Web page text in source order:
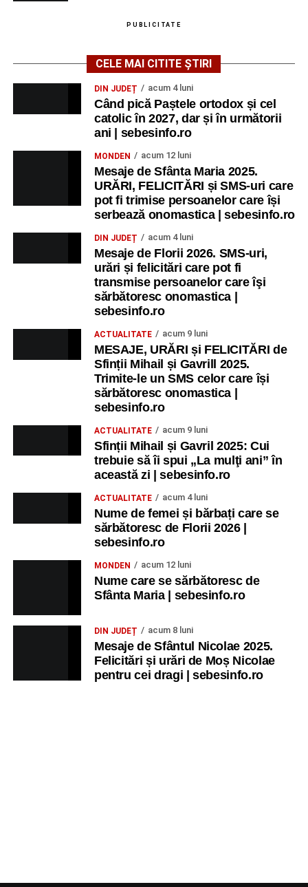
PUBLICITATE
CELE MAI CITITE ȘTIRI
DIN JUDEȚ acum 4 luni
Când pică Paștele ortodox și cel
catolic în 2027, dar și în următorii
ani | sebesinfo.ro
MONDEN acum 12 luni
Mesaje de Sfânta Maria 2025.
URĂRI, FELICITĂRI și SMS-uri care
pot fi trimise persoanelor care își
serbează onomastica | sebesinfo.ro
DIN JUDEȚ acum 4 luni
Mesaje de Florii 2026. SMS-uri,
urări și felicitări care pot fi
transmise persoanelor care îşi
sărbătoresc onomastica |
sebesinfo.ro
ACTUALITATE acum 9 luni
MESAJE, URĂRI și FELICITĂRI de
Sfinții Mihail și Gavrill 2025.
Trimite-le un SMS celor care își
sărbătoresc onomastica |
sebesinfo.ro
ACTUALITATE acum 9 luni
Sfinții Mihail și Gavril 2025: Cui
trebuie să îi spui „La mulţi ani” în
această zi | sebesinfo.ro
ACTUALITATE acum 4 luni
Nume de femei și bărbați care se
sărbătoresc de Florii 2026 |
sebesinfo.ro
MONDEN acum 12 luni
Nume care se sărbătoresc de
Sfânta Maria | sebesinfo.ro
DIN JUDEȚ acum 8 luni
Mesaje de Sfântul Nicolae 2025.
Felicitări și urări de Moș Nicolae
pentru cei dragi | sebesinfo.ro